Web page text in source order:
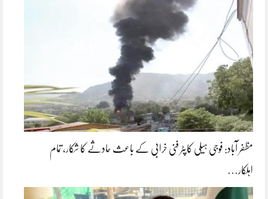
مظفر آباد: فوجی ہیلی کاپٹر فنی خرابی کے باعث حادثے کا شکار، تمام
اہلکار…